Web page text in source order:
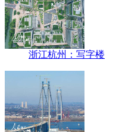
浙江杭州：写字楼